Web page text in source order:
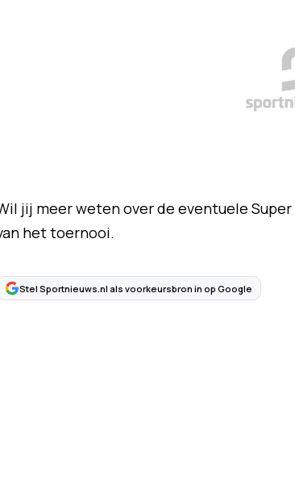
jij meer weten over de eventuele
het toernooi.
Stel Sportnieuws.nl als voorkeursbron in op Google